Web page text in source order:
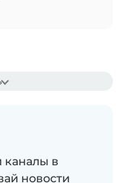
в
новости